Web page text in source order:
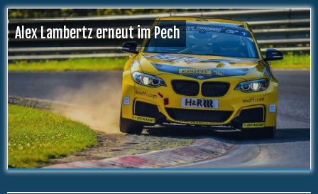
Alex Lambertz erneut im Pech